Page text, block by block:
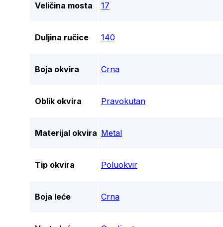
Veličina mosta 17
Duljina ručice 140
Boja okvira Crna
Oblik okvira Pravokutan
Materijal okvira Metal
Tip okvira Poluokvir
Boja leće Crna